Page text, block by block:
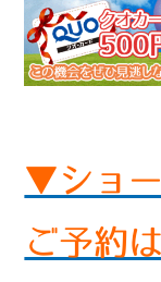
▼ショ
ご予約